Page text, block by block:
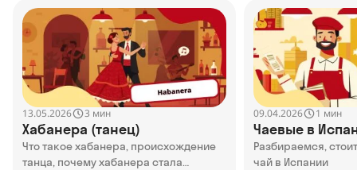
13.05.2026 3 мин
Хабанера (танец)
Что такое хабанера, происхождение
танца, почему хабанера стала
09.04.2026 1 мин
Чаевые в
Разбираемся,
чай в Испании